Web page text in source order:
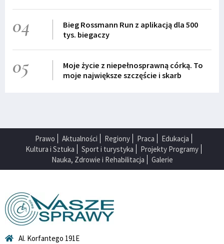
04
Bieg Rossmann Run z aplikacją dla 500
tys. biegaczy
05
Moje życie z niepełnosprawną córką. To
moje największe szczęście i skarb
Prawo Aktualności Regiony Praca
Edukacja
Kultura i Sztuka
Sport i turystyka
Projekty Programy
Nauka, Zdrowie i Rehabilitacja
Galerie
Al. Korfantego 191E